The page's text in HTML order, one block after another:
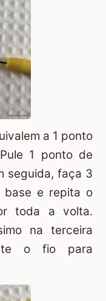
a 1 ponto
1 ponto de
seguida, faça 3
base e repita o
toda a volta.
na terceira
o fio para